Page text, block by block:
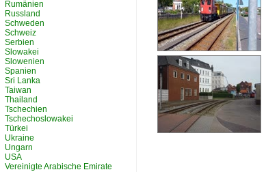
2020
Rumänien
Russland
Schweden
Schweiz
Serbien
Slowakei
Slowenien
Spanien
Sri Lanka
Taiwan
Thailand
Tschechien
Tschechoslowakei
Türkei
Ukraine
Ungarn
USA
Vereinigte Arabische Emirate